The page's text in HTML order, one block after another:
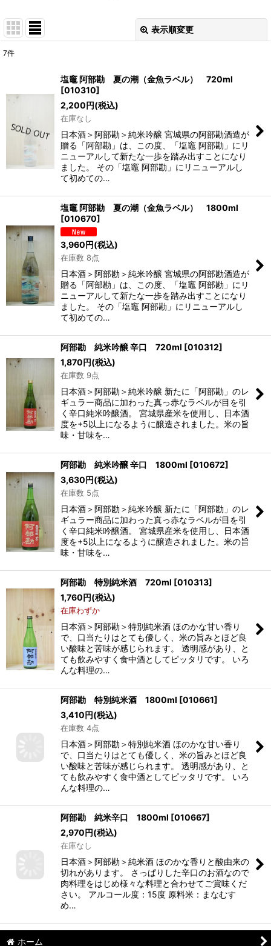
表示順変更
並び順
絞り込む
7件
塩竈 阿部勘 夏の潮（金魚ラベル） 720ml
[010310]
2,200円(税込)
在庫なし
日本酒＞阿部勘＞純米吟醸 宮城県の阿部勘酒造が
贈る「阿部勘」は、この度、「塩竈 阿部勘」にリ
ニューアルして新たな一歩を踏み出すことになり
ました。 その「塩竈 阿部勘」にリニューアルし
て初めての…
塩竈 阿部勘 夏の潮（金魚ラベル） 1800ml
[010670]
3,960円(税込)
在庫数 8点
日本酒＞阿部勘＞純米吟醸 宮城県の阿部勘酒造が
贈る「阿部勘」は、この度、「塩竈 阿部勘」にリ
ニューアルして新たな一歩を踏み出すことになり
ました。 その「塩竈 阿部勘」にリニューアルし
て初めての…
阿部勘 純米吟醸 辛口 720ml [010312]
1,870円(税込)
在庫数 9点
日本酒＞阿部勘＞純米吟醸 新たに「阿部勘」のレ
ギュラー商品に加わった真っ赤なラベルが目を引
く辛口純米吟醸酒。 宮城県産米を使用し、日本酒
度を+5以上になるように醸造されました。米の旨
味・甘味を…
阿部勘 純米吟醸 辛口 1800ml [010672]
3,630円(税込)
在庫数 5点
日本酒＞阿部勘＞純米吟醸 新たに「阿部勘」のレ
ギュラー商品に加わった真っ赤なラベルが目を引
く辛口純米吟醸酒。 宮城県産米を使用し、日本酒
度を+5以上になるように醸造されました。米の旨
味・甘味を…
阿部勘 特別純米酒 720ml [010313]
1,760円(税込)
在庫わずか
日本酒＞阿部勘＞特別純米酒 ほのかな甘い香り
で、口当たりはとても優しく、米の旨みとほど良
い酸味と苦味が感じられます。 透明感があり、と
ても飲みやすく食中酒としてピッタリです。 いろ
んな料理の…
阿部勘 特別純米酒 1800ml [010661]
3,410円(税込)
在庫数 4点
日本酒＞阿部勘＞特別純米酒 ほのかな甘い香り
で、口当たりはとても優しく、米の旨みとほど良
い酸味と苦味が感じられます。 透明感があり、と
ても飲みやすく食中酒としてピッタリです。 いろ
んな料理の…
阿部勘 純米辛口 1800ml [010667]
2,970円(税込)
在庫なし
日本酒＞阿部勘＞純米酒 ほのかな香りと酸由来の
切れがあります。 さっぱりした辛口のお酒なので
肉料理をはじめ様々な料理と合わせてご賞味くだ
さい。 アルコール度：15度 原料米：まなむす
め…
ホーム